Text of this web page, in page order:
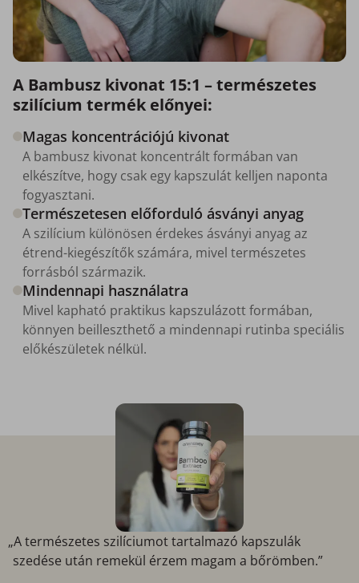
A Bambusz kivonat 15:1 – természetes
szilícium termék előnyei:
Magas koncentrációjú kivonat
A bambusz kivonat koncentrált formában van
elkészítve, hogy csak egy kapszulát kelljen naponta
fogyasztani.
Természetesen előforduló ásványi anyag
A szilícium különösen érdekes ásványi anyag az
étrend-kiegészítők számára, mivel természetes
forrásból származik.
Mindennapi használatra
Mivel kapható praktikus kapszulázott formában,
könnyen beilleszthető a mindennapi rutinba speciális
előkészületek nélkül.
„A természetes szilíciumot tartalmazó kapszulák
szedése után remekül érzem magam a bőrömben.”